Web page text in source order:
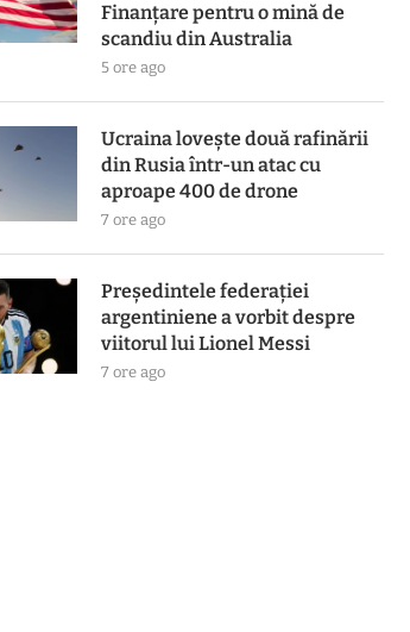
Finanțare pentru o mină de
scandiu din Australia
5 ore ago
Ucraina lovește două rafinării
din Rusia într-un atac cu
aproape 400 de drone
7 ore ago
Președintele federației
argentiniene a vorbit despre
viitorul lui Lionel Messi
7 ore ago